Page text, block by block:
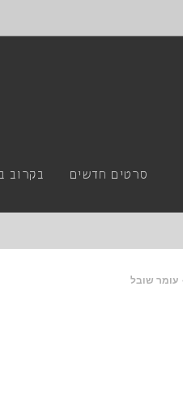
סרטים חדשים בקרוב
עומר שובל